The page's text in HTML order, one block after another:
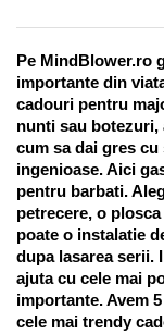
Pe MindBlower.ro
importante din
cadouri pentru
nunti sau botezuri,
cum sa dai gres
ingenioase. Aici
pentru barbati.
petrecere, o
poate o instalatie
dupa lasarea serii.
ajuta cu cele mai
importante. Avem
cele mai trendy